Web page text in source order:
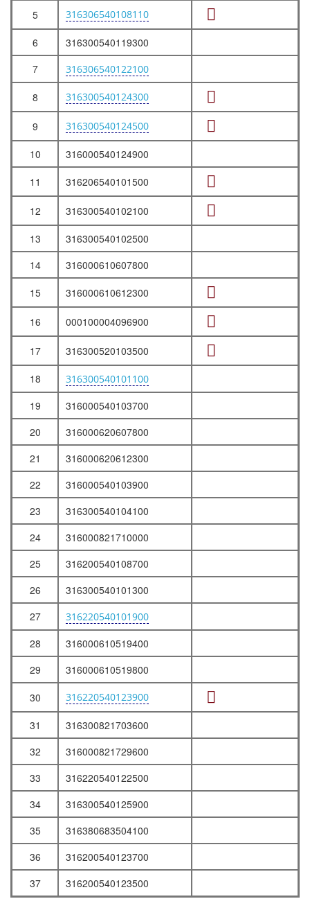
5 316306540108110
6
316300540119300
7
316306540122100
8 316300540124300
9 316300540124500
10
316000540124900
11
316206540101500
12
316300540102100
13
316300540102500
14
316000610607800
15
316000610612300
16 000100004096900
17
316300520103500
18
316300540101100
19
316000540103700
20
316000620607800
21
316000620612300
22
316000540103900
23
316300540104100
24
316000821710000
25
316200540108700
26
316300540101300
27
316220540101900
28
316000610519400
29
316000610519800
30
316220540123900
31
316300821703600
32
316000821729600
33
316220540122500
34
316300540125900
35
316380683504100
36
316200540123700
37
316200540123500